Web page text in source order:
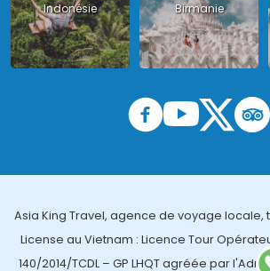
Indonésie Birmanie
Asia King Travel, agence de voyage locale,
License au Vietnam : Licence Tour
140/2014/TCDL – GP LHQT agréée par